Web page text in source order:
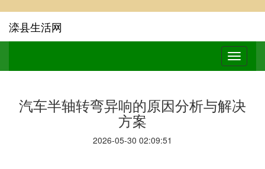
滦县生活网
汽车半轴转弯异响的原因分析与解决
方案
2026-05-30 02:09:51